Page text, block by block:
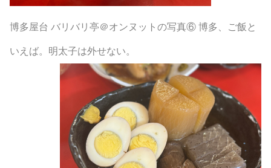
博多屋台 バリバリ亭＠オンヌットの写真⑥ 博多、ご飯と
いえば。明太子は外せない。